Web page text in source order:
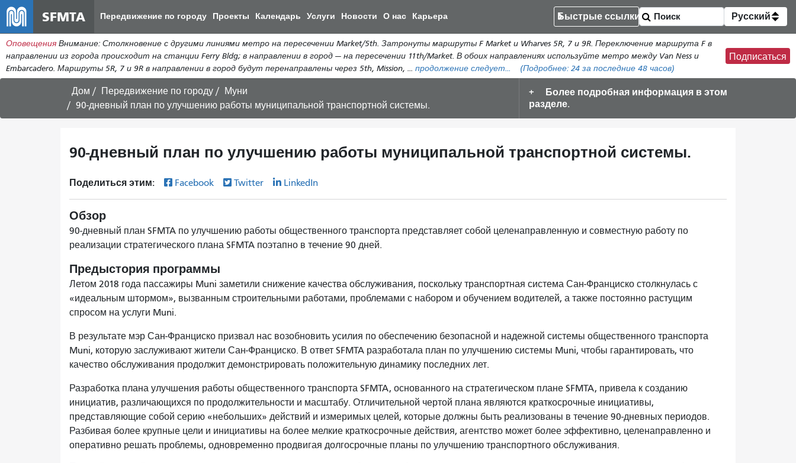
к
общему
содержанию
SFMTA Передвижение по городу Проекты Календарь Услуги Новости О нас Карьера Быстрые ссылки Русский
Оповещения Внимание: Столкновение с другими линиями метро на пересечении Market/5th. Затронуты маршруты F Market и Wharves 5R, 7 и 9R. Переключение маршрута F в
направлении из города происходит на станции Ferry Bldg; в направлении в город — на пересечении 11th/Market. В обоих направлениях используйте метро между Van Ness и
Embarcadero. Маршруты 5R, 7 и 9R в направлении в город будут перенаправлены через 5th, Mission, ... продолжение следует... (Подробнее: 24 за последние 48 часов)
Подписаться
Дом Передвижение по городу
Муни
90-дневный план по улучшению работы муниципальной транспортной системы.
Более подробная информация в этом
разделе.
90-дневный план по улучшению работы муниципальной транспортной системы.
Поделиться этим: Facebook Twitter LinkedIn
Обзор
90-дневный план SFMTA по улучшению работы общественного транспорта представляет собой целенаправленную и совместную работу по
реализации стратегического плана SFMTA поэтапно в течение 90 дней.
Предыстория программы
Летом 2018 года пассажиры Muni заметили снижение качества обслуживания, поскольку транспортная система Сан-Франциско столкнулась с
«идеальным штормом», вызванным строительными работами, проблемами с набором и обучением водителей, а также постоянно растущим
спросом на услуги Muni.
В результате мэр Сан-Франциско призвал нас возобновить усилия по обеспечению безопасной и надежной системы общественного транспорта
Muni, которую заслуживают жители Сан-Франциско. В ответ SFMTA разработала план по улучшению системы Muni, чтобы гарантировать, что
качество обслуживания продолжит демонстрировать положительную динамику последних лет.
Разработка плана улучшения работы общественного транспорта SFMTA, основанного на стратегическом плане SFMTA, привела к созданию
инициатив, различающихся по продолжительности и масштабу. Отличительной чертой плана являются краткосрочные инициативы,
представляющие собой серию «небольших» действий и измеримых целей, которые должны быть реализованы в течение 90-дневных периодов.
Разбивая более крупные цели и инициативы на более мелкие краткосрочные действия, агентство может более эффективно, целенаправленно и
оперативно решать проблемы, одновременно продвигая долгосрочные планы по улучшению транспортного обслуживания.